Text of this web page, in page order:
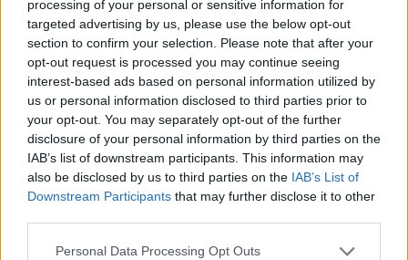
processing of your personal or sensitive information for
targeted advertising by us, please use the below opt-out
section to confirm your selection. Please note that after your
opt-out request is processed you may continue seeing
interest-based ads based on personal information utilized by
us or personal information disclosed to third parties prior to
your opt-out. You may separately opt-out of the further
disclosure of your personal information by third parties on the
IAB’s list of downstream participants. This information may
also be disclosed by us to third parties on the IAB’s List of
Downstream Participants that may further disclose it to other
Personal Data Processing Opt Outs
next time I comment.